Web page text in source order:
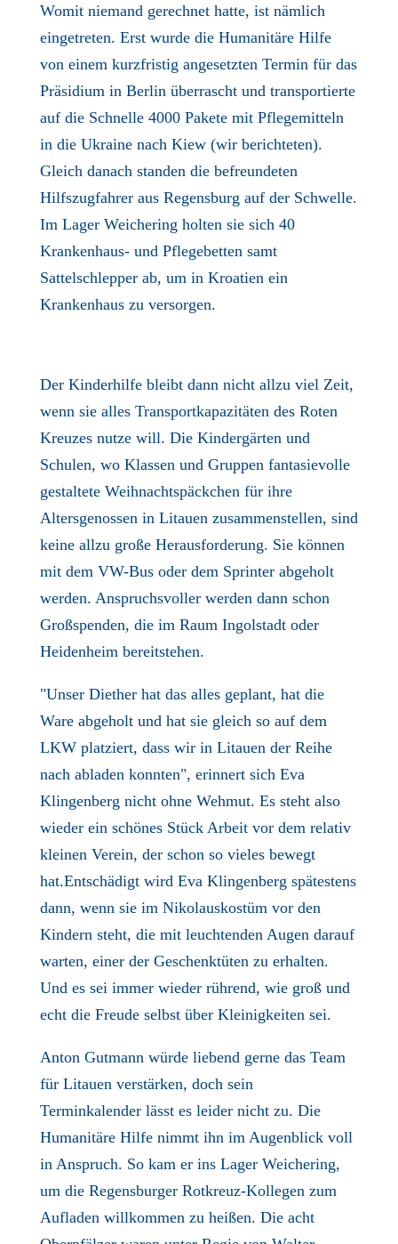
Womit niemand gerechnet hatte, ist nämlich
eingetreten. Erst wurde die Humanitäre Hilfe
von einem kurzfristig angesetzten Termin für das
Präsidium in Berlin überrascht und transportierte
auf die Schnelle 4000 Pakete mit Pflegemitteln
in die Ukraine nach Kiew (wir berichteten).
Gleich danach standen die befreundeten
Hilfszugfahrer aus Regensburg auf der Schwelle.
Im Lager Weichering holten sie sich 40
Krankenhaus- und Pflegebetten samt
Sattelschlepper ab, um in Kroatien ein
Krankenhaus zu versorgen.
Der Kinderhilfe bleibt dann nicht allzu viel Zeit,
wenn sie alles Transportkapazitäten des Roten
Kreuzes nutze will. Die Kindergärten und
Schulen, wo Klassen und Gruppen fantasievolle
gestaltete Weihnachtspäckchen für ihre
Altersgenossen in Litauen zusammenstellen, sind
keine allzu große Herausforderung. Sie können
mit dem VW-Bus oder dem Sprinter abgeholt
werden. Anspruchsvoller werden dann schon
Großspenden, die im Raum Ingolstadt oder
Heidenheim bereitstehen.
"Unser Diether hat das alles geplant, hat die
Ware abgeholt und hat sie gleich so auf dem
LKW platziert, dass wir in Litauen der Reihe
nach abladen konnten", erinnert sich Eva
Klingenberg nicht ohne Wehmut. Es steht also
wieder ein schönes Stück Arbeit vor dem relativ
kleinen Verein, der schon so vieles bewegt
hat.Entschädigt wird Eva Klingenberg spätestens
dann, wenn sie im Nikolauskostüm vor den
Kindern steht, die mit leuchtenden Augen darauf
warten, einer der Geschenktüten zu erhalten.
Und es sei immer wieder rührend, wie groß und
echt die Freude selbst über Kleinigkeiten sei.
Anton Gutmann würde liebend gerne das Team
für Litauen verstärken, doch sein
Terminkalender lässt es leider nicht zu. Die
Humanitäre Hilfe nimmt ihn im Augenblick voll
in Anspruch. So kam er ins Lager Weichering,
um die Regensburger Rotkreuz-Kollegen zum
Aufladen willkommen zu heißen. Die acht